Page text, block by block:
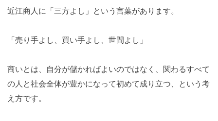
近江商人に「三方よし」という言葉があります。
「売り手よし、買い手よし、世間よし」
商いとは、自分が儲かればよいのではなく、関わるすべて
の人と社会全体が豊かになって初めて成り立つ、という考
え方です。